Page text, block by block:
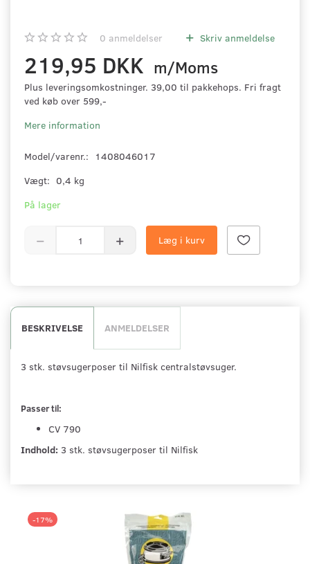
0 anmeldelser Skriv anmeldelse
219,95 DKK m/Moms
Plus leveringsomkostninger. 39,00 til pakkehops. Fri fragt
ved køb over 599,-
Mere information
Model/varenr.:
1408046017
Vægt: 0,4 kg
På lager
Læg i kurv
BESKRIVELSE ANMELDELSER
3 stk. støvsugerposer til Nilfisk centralstøvsuger.
Passer til:
CV 790
Indhold: 3 stk. støvsugerposer til Nilfisk
-17%